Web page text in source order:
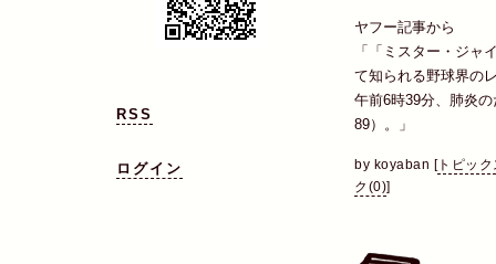
RSS
ログイン
ヤフー記事から
「「ミスター・ジャ
て知られる野球界の
午前6時39分、肺炎
89）。」
by koyaban [トピック
ク(0)]